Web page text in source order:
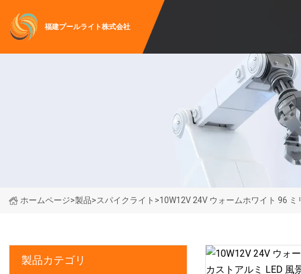
福建プールライト株式会社
ホームページ>製品>スパイクライト >10W12V 24V ウォームホワイト 96
製品カテゴリ